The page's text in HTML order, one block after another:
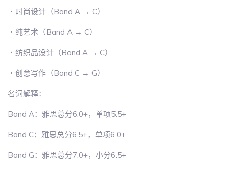
・时尚设计（Band A → C）
・纯艺术（Band A → C）
・纺织品设计（Band A → C）
・创意写作（Band C → G）
名词解释：
Band A：雅思总分6.0+，单项5.5+
Band C：雅思总分6.5+，单项6.0+
Band G：雅思总分7.0+，小分6.5+